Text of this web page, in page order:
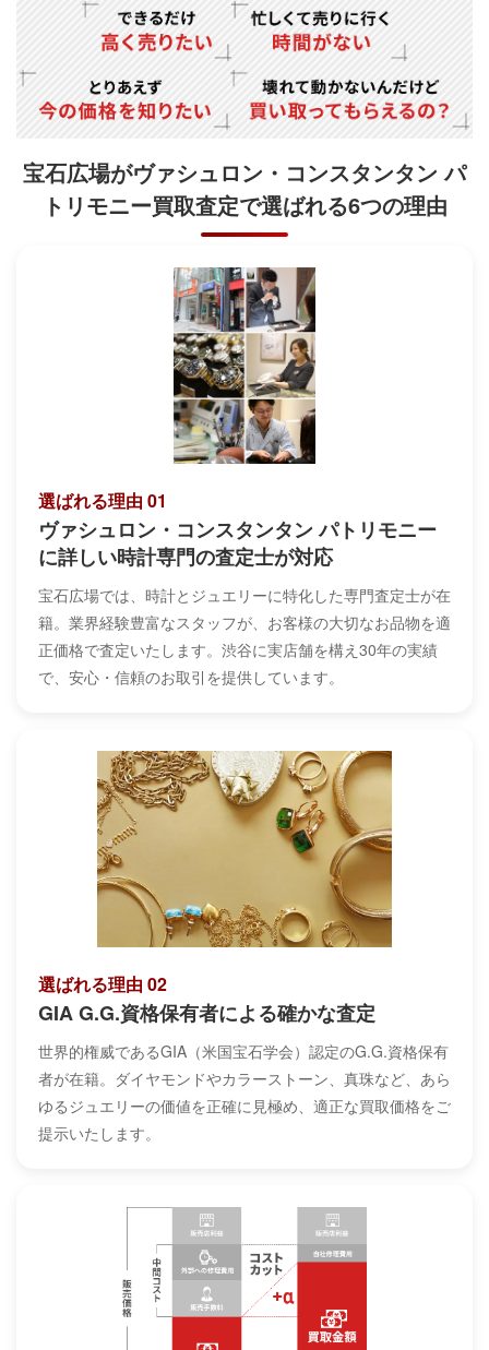
宝石広場がヴァシュロン・コンスタンタン パ
トリモニー買取査定で選ばれる6つの理由
選ばれる理由 01
ヴァシュロン・コンスタンタン パトリモニー
に詳しい時計専門の査定士が対応
宝石広場では、時計とジュエリーに特化した専門査定士が在
籍。業界経験豊富なスタッフが、お客様の大切なお品物を適
正価格で査定いたします。渋谷に実店舗を構え30年の実績
で、安心・信頼のお取引を提供しています。
選ばれる理由 02
GIA G.G.資格保有者による確かな査定
世界的権威であるGIA（米国宝石学会）認定のG.G.資格保有
者が在籍。ダイヤモンドやカラーストーン、真珠など、あら
ゆるジュエリーの価値を正確に見極め、適正な買取価格をご
提示いたします。